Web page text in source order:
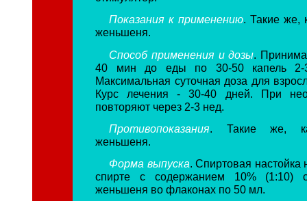
Показания к применению. Такие же,
женьшеня.
Способ применения и дозы .
40 мин до еды по 30-50 капель 2-
Максимальная суточная доза для
Курс лечения - 30-40 дней. При
повторяют через 2-3 нед.
Противопоказания. Такие же,
женьшеня.
Форма выпуска. Спиртовая настойка
спирте с содержанием 10% (1:10)
женьшеня во флаконах по 50 мл.